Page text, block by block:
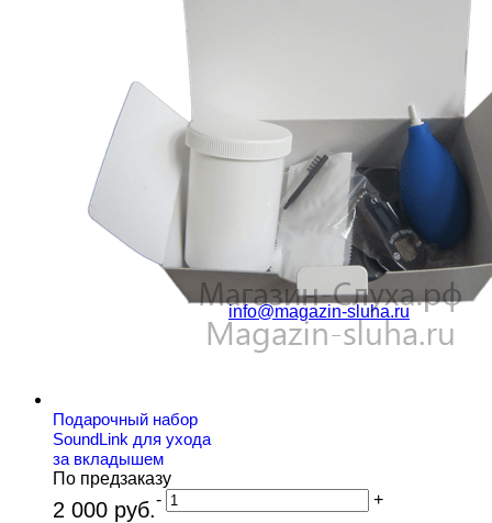
Подарочный набор
SoundLink для ухода
за вкладышем
По предзаказу
2 000 руб.- +
Контакты
Контактная информация
г. Москва, ул. Академика
Виноградова 3к1
г. Москва, район
Тимирязевский, Дмитровское
шоссе, д. 51 к1
8 (499) 391-02-51 8 (925) 391-
02-51
info@magazin-sluha.ru